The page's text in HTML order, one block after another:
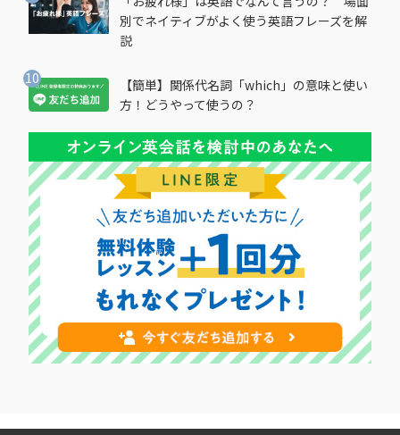
別でネイティブがよく使う英語フレーズを解
説
【簡単】関係代名詞「which」の意味と使い
方！どうやって使うの？